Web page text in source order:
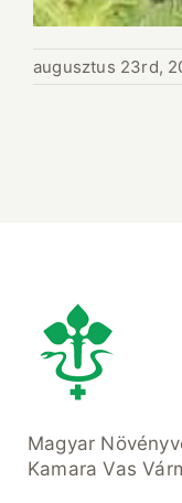
augusztus 23rd,
Magyar
Kamara Vas